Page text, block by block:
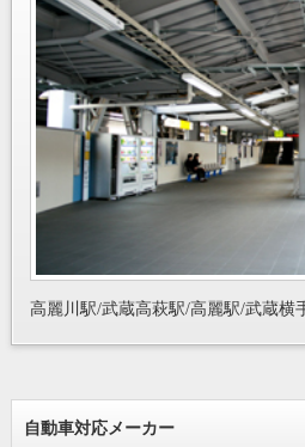
高麗川駅/武蔵高萩駅/高麗駅/武蔵横
自動車対応メーカー